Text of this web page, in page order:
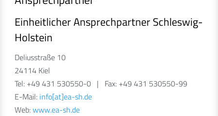
Einheitlicher Ansprechpartner Schleswig-
Holstein
Deliusstraße 10
24114 Kiel
Tel: +49 431 530550-0 | Fax: +49 431 530550-99
E-Mail: info[at]ea-sh.de
Web:www.ea-sh.de